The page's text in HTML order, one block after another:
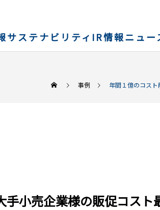
サステナビリティ IR情報ニュー
事例 年間１億のコス
小売企業様の販促コスト